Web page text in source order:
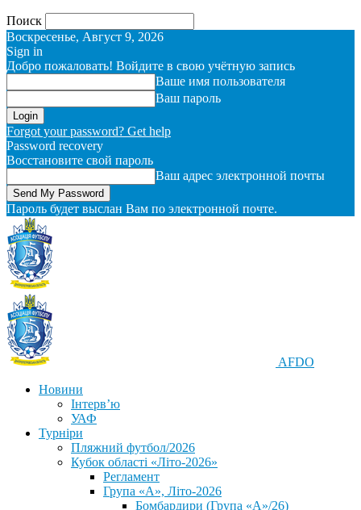
Поиск
Воскресенье, Август 9, 2026
Sign in
Добро пожаловать! Войдите в свою учётную запись
Ваше имя пользователя
Ваш пароль
Forgot your password? Get help
Password recovery
Восстановите свой пароль
Ваш адрес электронной почты
Пароль будет выслан Вам по электронной почте.
AFDO
Новини
Інтерв’ю
УАФ
Турніри
Пляжний футбол/2026
Кубок області «Літо-2026»
Регламент
Група «А», Літо-2026
Бомбардири (Група «А»/26)